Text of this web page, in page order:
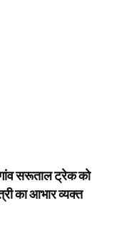
गांव सरूताल ट्रेक को
का आभार व्यक्त